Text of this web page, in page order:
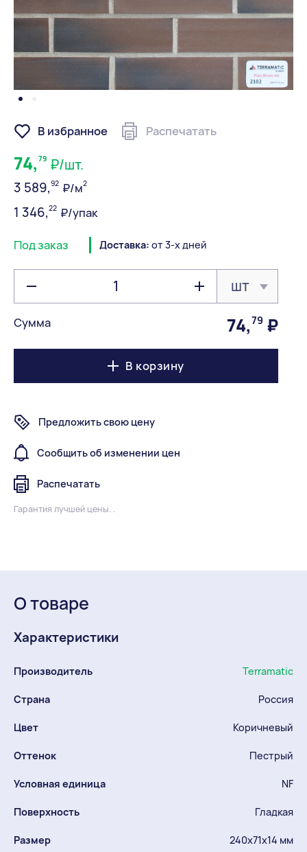
В избранное Распечатать
74, 79 ₽/шт.
3 589,92 ₽/м2
1 346,22 ₽/упак
Под заказ Доставка: от 3-х дней
шт
Сумма 74,79 ₽
В корзину
Предложить свою цену
Сообщить об изменении цен
Распечатать
Гарантия лучшей цены. .
О товаре
Характеристики
Производитель Terramatic
Страна Россия
Цвет Коричневый
Оттенок Пестрый
Условная единица NF
Поверхность Гладкая
Размер 240х71х14 мм